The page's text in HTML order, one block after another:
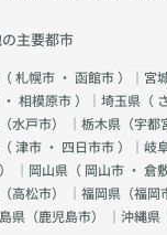
主要都市
札幌市 ・ 函館市）｜宮
・ 相模原市）｜埼玉県（
水戸市） ｜栃木県（宇都
津市 ・ 四日市市）｜岐
） ｜岡山県（ 岡山市 ・ 倉
高松市） ｜福岡県（福岡
県（鹿児島市） ｜沖縄県